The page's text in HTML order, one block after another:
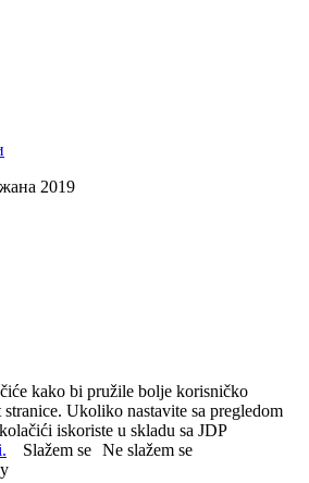
2019
kako bi pružile bolje korisničko
Ukoliko nastavite sa pregledom
iskoriste u skladu sa JDP
Slažem se Ne slažem se